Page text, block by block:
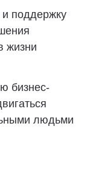
поддержку
жизни
бизнес-
людьми